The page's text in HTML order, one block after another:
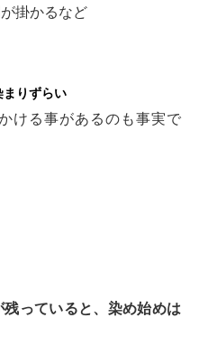
掛かるなど
まりずらい
ける事があるのも事実で
残っていると、染め始めは